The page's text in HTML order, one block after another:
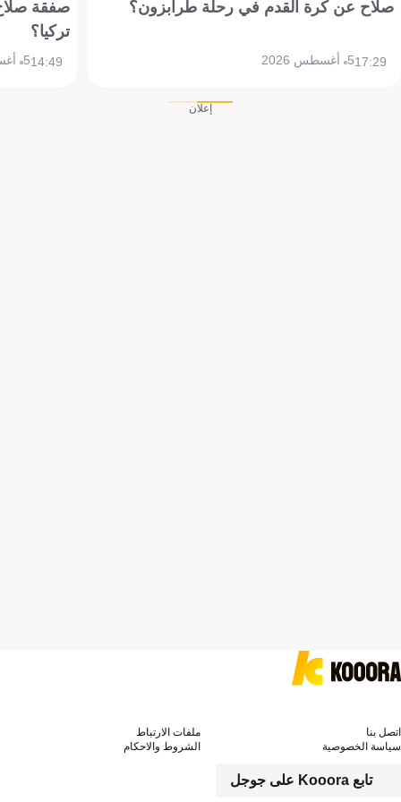
صلاح عن كرة القدم في رحلة طرابزون؟
17:295 أغسطس 2026
صفقة
تركيا؟
14:495 أغسطس 2026
إعلان
تابع Kooora على جوجل
اتصل بنا
ملفات الارتباط
سياسة الخصوصية
الشروط والاحكام